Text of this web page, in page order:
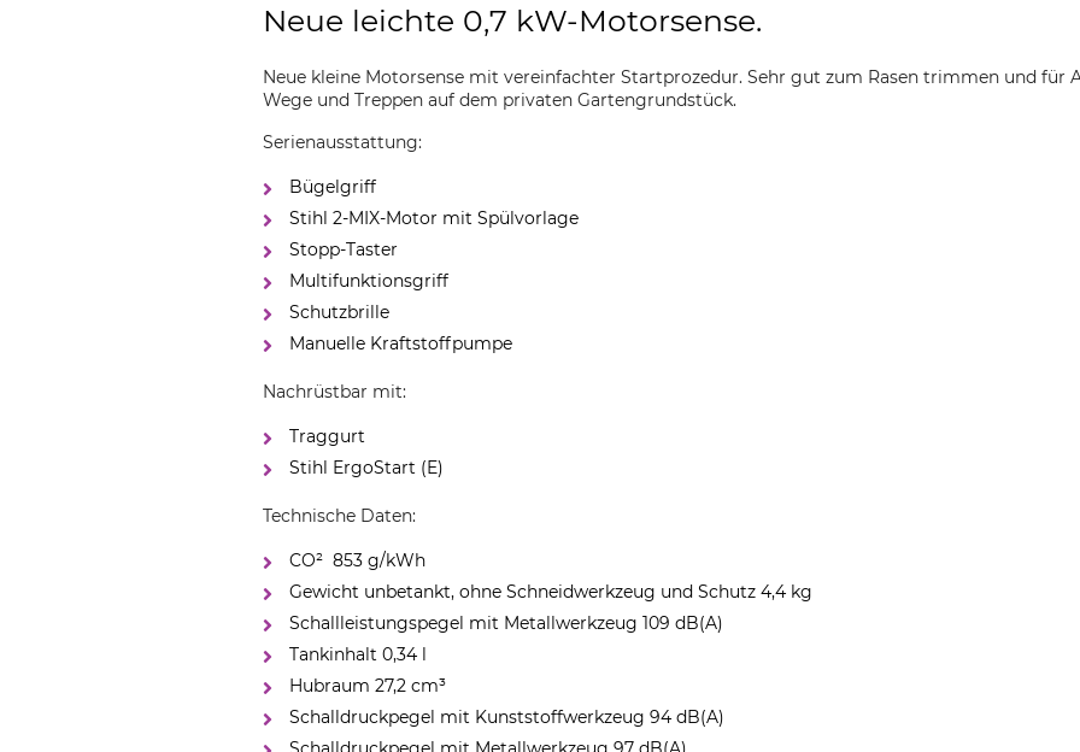
Neue leichte 0,7 kW-Motorsense.
Neue kleine Motorsense mit vereinfachter Startprozedur. Sehr gut zum Rasen trimmen und für
Wege und Treppen auf dem privaten Gartengrundstück.
Serienausstattung:
Bügelgriff
Stihl 2-MIX-Motor mit Spülvorlage
Stopp-Taster
Multifunktionsgriff
Schutzbrille
Manuelle Kraftstoffpumpe
Nachrüstbar mit:
Traggurt
Stihl ErgoStart (E)
Technische Daten:
CO² ­ 853 g/kWh
Gewicht unbetankt, ohne Schneidwerkzeug und Schutz 4,4 kg
Schallleistungspegel mit Metallwerkzeug 109 dB(A)
Tankinhalt 0,34 l
Hubraum 27,2 cm³
Schalldruckpegel mit Kunststoffwerkzeug 94 dB(A)